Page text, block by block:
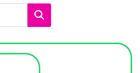
Ara